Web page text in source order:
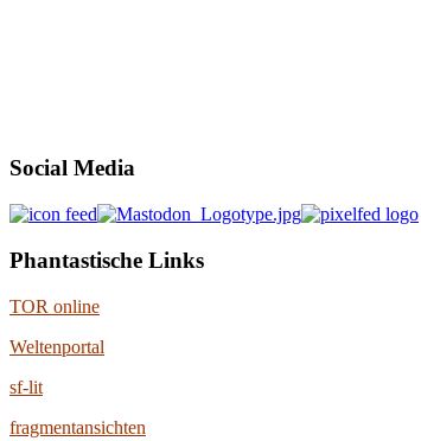
Social Media
Phantastische Links
TOR online
Weltenportal
sf-lit
fragmentansichten